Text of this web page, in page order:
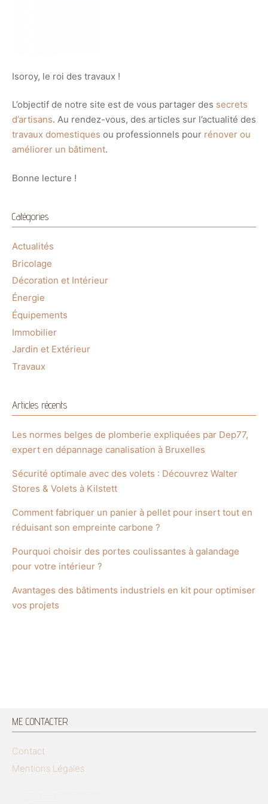
Isoroy, le roi des travaux !
L’objectif de notre site est de vous partager des secrets
d’artisans. Au rendez-vous, des articles sur l’actualité des
travaux domestiques ou professionnels pour rénover ou
améliorer un bâtiment.
Bonne lecture !
Catégories
Actualités
Bricolage
Décoration et Intérieur
Énergie
Équipements
Immobilier
Jardin et Extérieur
Travaux
Articles récents
Les normes belges de plomberie expliquées par Dep77,
expert en dépannage canalisation à Bruxelles
Sécurité optimale avec des volets : Découvrez Walter
Stores & Volets à Kilstett
Comment fabriquer un panier à pellet pour insert tout en
réduisant son empreinte carbone ?
Pourquoi choisir des portes coulissantes à galandage
pour votre intérieur ?
Avantages des bâtiments industriels en kit pour optimiser
vos projets
ME CONTACTER
Contact
Mentions Légales